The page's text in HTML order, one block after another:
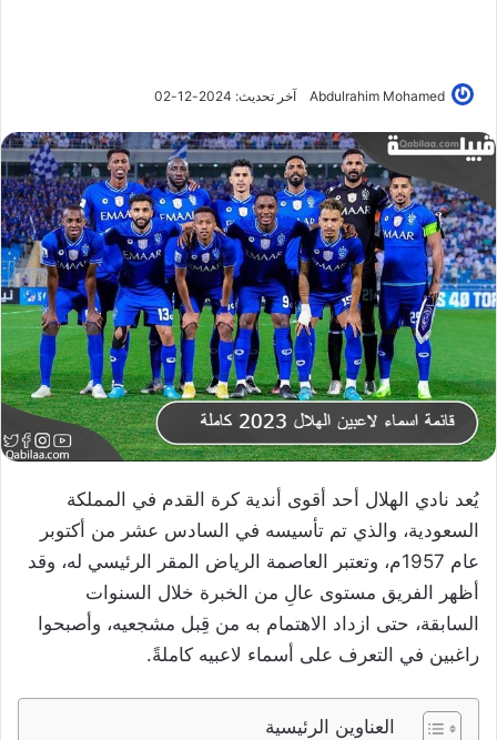
Abdulrahim Mohamed آخر تحديث: 2024-12-02
يُعد نادي الهلال أحد أقوى أندية كرة القدم في المملكة
السعودية، والذي تم تأسيسه في السادس عشر من أكتوبر
عام 1957م، وتعتبر العاصمة الرياض المقر الرئيسي له، وقد
أظهر الفريق مستوى عالِ من الخبرة خلال السنوات
السابقة، حتى ازداد الاهتمام به من قِبل مشجعيه، وأصبحوا
راغبين في التعرف على أسماء لاعبيه كاملةً.
العناوين الرئيسية